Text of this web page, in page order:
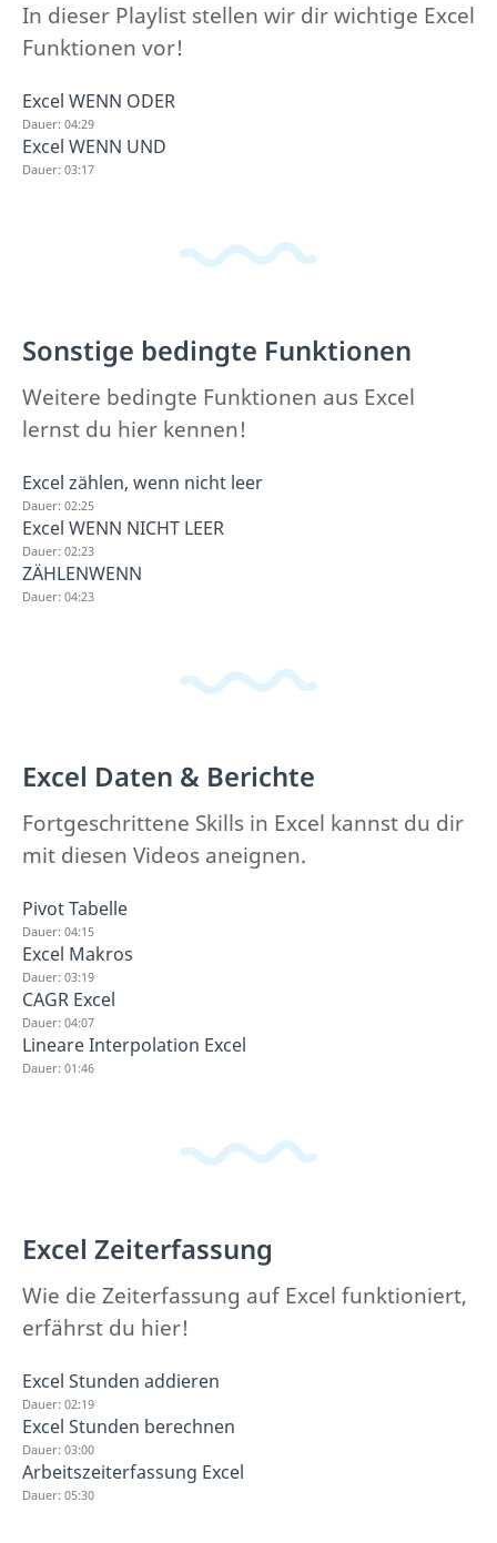
In dieser Playlist stellen wir dir wichtige Excel
Funktionen vor!
Excel WENN ODER
Dauer: 04:29
Excel WENN UND
Dauer: 03:17
Sonstige bedingte Funktionen
Weitere bedingte Funktionen aus Excel
lernst du hier kennen!
Excel zählen, wenn nicht leer
Dauer: 02:25
Excel WENN NICHT LEER
Dauer: 02:23
ZÄHLENWENN
Dauer: 04:23
Excel Daten & Berichte
Fortgeschrittene Skills in Excel kannst du dir
mit diesen Videos aneignen.
Pivot Tabelle
Dauer: 04:15
Excel Makros
Dauer: 03:19
CAGR Excel
Dauer: 04:07
Lineare Interpolation Excel
Dauer: 01:46
Excel Zeiterfassung
Wie die Zeiterfassung auf Excel funktioniert,
erfährst du hier!
Excel Stunden addieren
Dauer: 02:19
Excel Stunden berechnen
Dauer: 03:00
Arbeitszeiterfassung Excel
Dauer: 05:30